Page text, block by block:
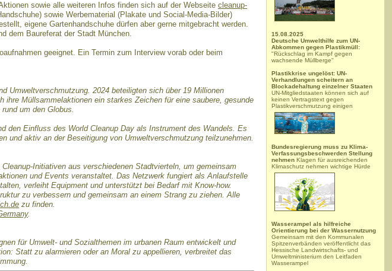
sowie alle weiteren Infos finden sich auf der Webseite cleanup-
sowie Werbematerial (Plakate und Social-Media-Bilder)
eigene Gartenhandschuhe dürfen aber gerne mitgebracht werden.
dem Baureferat der Stadt München.
geeignet. Ein Termin zum Interview vorab oder beim
Umweltverschmutzung. 2024 beteiligten sich über 19 Millionen
Müllsammelaktionen ein starkes Zeichen für eine saubere, gesunde
um den Globus.
den Einfluss des World Cleanup Day als Instrument des Wandels. Es
und aktiv an der Beseitigung von Umweltverschmutzung teilzunehmen.
Initiativen aus verschiedenen Stadtvierteln, um gemeinsam
und Events veranstaltet. Das Netzwerk fungiert als Anlaufstelle
verleiht Equipment und unterstützt bei Bedarf mit Know-how.
zu verbessern und gemeinsam an einem Strang zu ziehen. Alle
zu finden.
.
für Umwelt- und Sozialthemen im urbanen Raum entwickelt und
Statt zu alarmieren oder an Moral zu appellieren, verbreitet das
15.08.2025
Deutsche Umwelthilfe zum UN-
Abkommen gegen Plastikmüll:
"Rückschlag im Kampf gegen
wachsende Müllberge"
Plastikkrise ungelöst: UN-
Verhandlungen scheitern an
Blockadehaltung einzelner Staaten
UN-Mitgliedstaaten können sich auf
keinen Vertragstext gegen
Plastikverschmutzung einigen
Bundesregierung muss zu Klima-
Verfassungsbeschwerden Stellung
nehmen Klagen für ausreichenden
Klimaschutz nehmen wichtige Hürde
Wasserampel als hilfreiche
Orientierung bei der Wassernutzung
Gemeinsam mit den Kommunalen
Spitzenverbänden veröffentlicht das
Hessische Landwirtschafts- und
Umweltministerium den Leitfaden
Wasserampel